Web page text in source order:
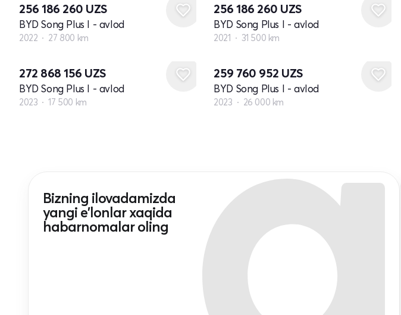
256 186 260 UZS
BYD Song Plus I - avlod
2022 27 800 km
256 186 260 UZS
BYD Song Plus I - avlod
2021 31 500 km
272 868 156 UZS
BYD Song Plus I - avlod
2023 17 500 km
259 760 952 UZS
BYD Song Plus I - avlod
2023 26 000 km
Bizning ilovadamizda
yangi e'lonlar xaqida
habarnomalar oling